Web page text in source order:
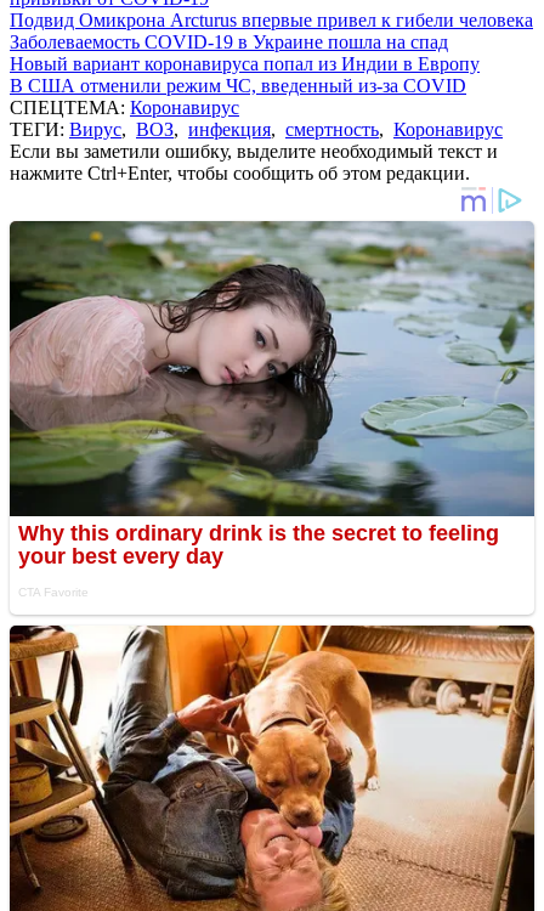
Подвид Омикрона Arcturus впервые привел к гибели человека
Заболеваемость COVID-19 в Украине пошла на спад
Новый вариант коронавируса попал из Индии в Европу
В США отменили режим ЧС, введенный из-за COVID
СПЕЦТЕМА: Коронавирус
ТЕГИ: Вирус, ВОЗ, инфекция, смертность, Коронавирус
Если вы заметили ошибку, выделите необходимый текст и
нажмите Ctrl+Enter, чтобы сообщить об этом редакции.